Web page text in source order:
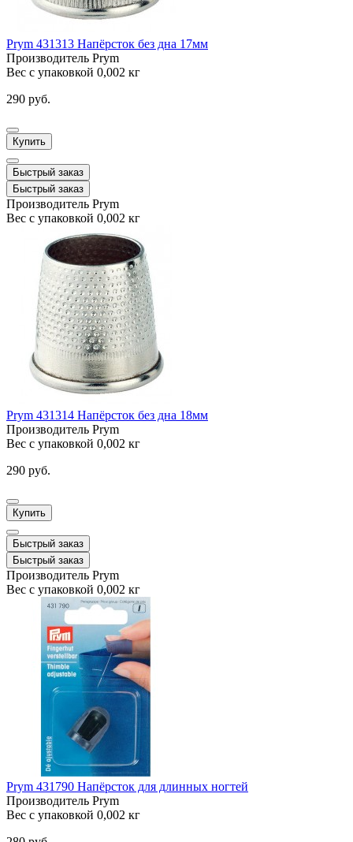
Prym 431313 Напёрсток без дна 17мм
Производитель Prym
Вес с упаковкой 0,002 кг
290 руб.
Купить
Быстрый заказ
Быстрый заказ
Производитель Prym
Вес с упаковкой 0,002 кг
Prym 431314 Напёрсток без дна 18мм
Производитель Prym
Вес с упаковкой 0,002 кг
290 руб.
Купить
Быстрый заказ
Быстрый заказ
Производитель Prym
Вес с упаковкой 0,002 кг
Prym 431790 Напёрсток для длинных ногтей
Производитель Prym
Вес с упаковкой 0,002 кг